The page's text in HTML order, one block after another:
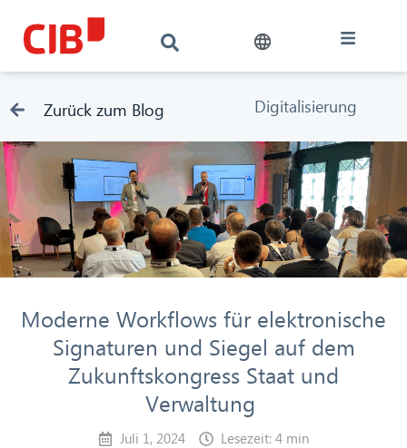
Zurück zum Blog Digitalisierung
Moderne Workflows für elektronische
Signaturen und Siegel auf dem
Zukunftskongress Staat und
Verwaltung
Juli 1, 2024 Lesezeit: 4 min